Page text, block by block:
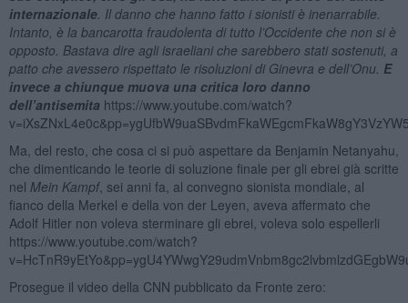
internazionale. Il danno che hanno fatto i sionisti è inenarrabile.
Intanto, è la bancarotta fraudolenta di tutto l’Occidente che non si è
opposto. Bastava dire agli israeliani che sarebbero stati sostenuti, a
patto che avessero rispettato le risoluzioni di Ginevra e dell’Onu. E
invece a chiunque muova una critica loro danno
dell’antisemita https://www.youtube.com/watch?
Ma, del resto, che cosa ci si può aspettare da Benjamin Netanyahu,
che dimenticando le teorie di soluzione finale per gli ebrei già scritte
nel Mein Kampf, sei anni fa, al convegno sionista mondiale, al
fianco della Merkel e della von der Leyen, aveva affermato che
Adolf Hitler non voleva sterminare gli ebrei, voleva solo espellerli
https://www.youtube.com/watch?
Prosegue il video della CNN pubblicato da Fronte zero: